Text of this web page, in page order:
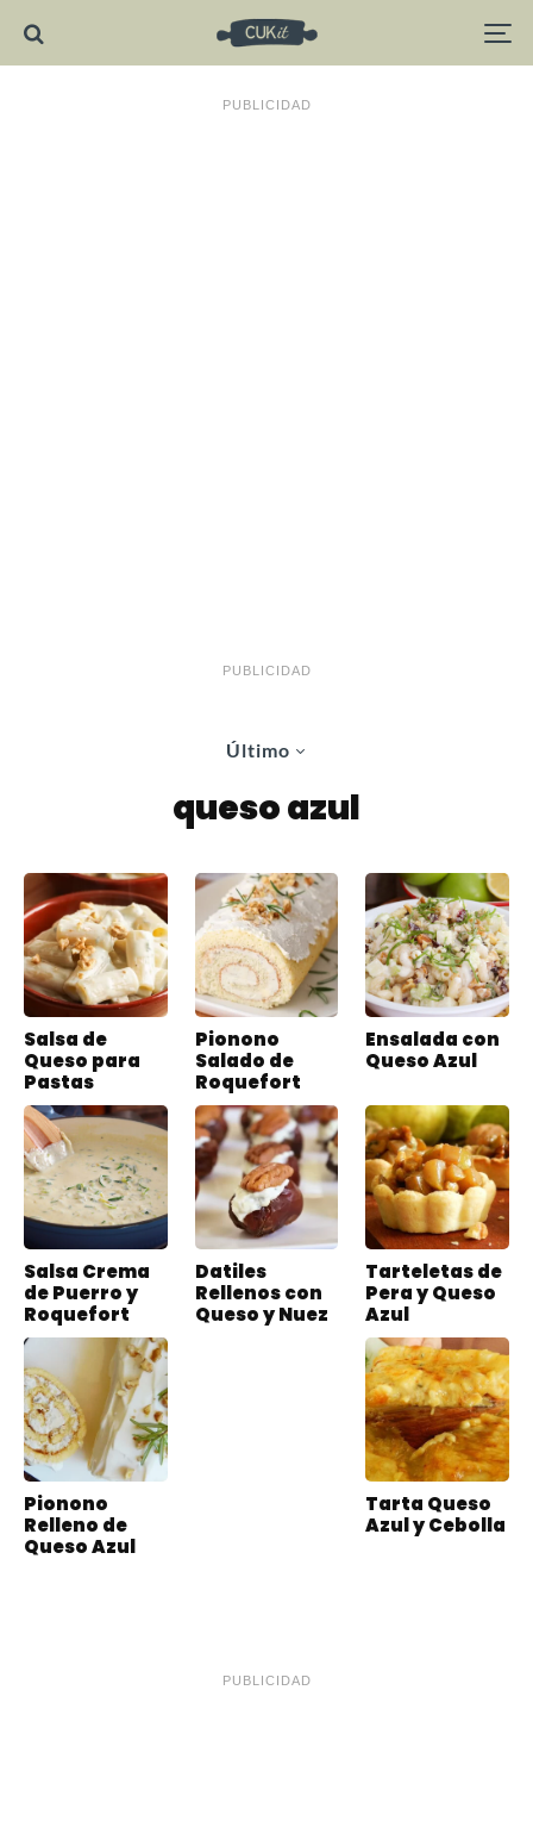
PUBLICIDAD
PUBLICIDAD
Último
queso azul
Salsa de
Queso para
Pastas
Pionono
Salado de
Roquefort
Ensalada con
Queso Azul
Salsa Crema
de Puerro y
Roquefort
Datiles
Rellenos con
Queso y Nuez
Tarteletas de
Pera y Queso
Azul
Pionono
Relleno de
Queso Azul
Tarta Queso
Azul y Cebolla
PUBLICIDAD